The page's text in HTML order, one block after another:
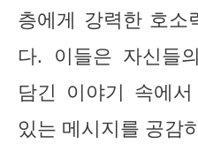
층에게 강력한 호소
다. 이들은 자신들
담긴 이야기 속에
있는 메시지를 공감